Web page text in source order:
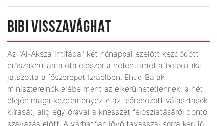
BIBI VISSZAVÁGHAT
Az "Al-Aksza intifáda" két hónappal ezelőtt kezdődött
erőszakhulláma óta először a héten ismét a belpolitika
játszotta a főszerepet Izraelben. Ehud Barak
miniszterelnök elébe ment az elkerülhetetlennek: a hét
elején maga kezdeményezte az előrehozott választások
kiírását, alig egy órával a knesszet feloszlatásáról döntő
szavazás előtt. A várhatóan jövő tavasszal sorra kerülő